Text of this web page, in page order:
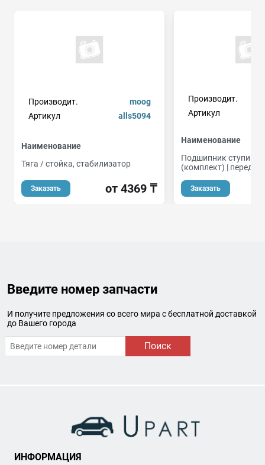
Производит.
moog
Артикул
alls5094
Наименование
Тяга / стойка, стабилизатор
Заказать от 4369 ₸
Производит.
Артикул
Наименование
Подшипник ступицы
(комплект) | перед |
Заказать
Введите номер запчасти
И получите предложения со всего мира с бесплатной доставкой
до Вашего города
Поиск
ИНФОРМАЦИЯ